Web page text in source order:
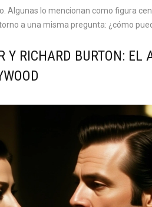
Algunas lo mencionan como figura
a una misma pregunta: ¿cómo
Y RICHARD BURTON: EL